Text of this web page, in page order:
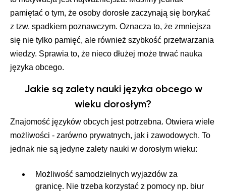
pamiętać o tym, że osoby dorosłe zaczynają się borykać
z tzw. spadkiem poznawczym. Oznacza to, że zmniejsza
się nie tylko pamięć, ale również szybkość przetwarzania
wiedzy. Sprawia to, że nieco dłużej może trwać nauka
języka obcego.
Jakie są zalety nauki języka obcego w
wieku dorosłym?
Znajomość języków obcych jest potrzebna. Otwiera wiele
możliwości - zarówno prywatnych, jak i zawodowych. To
jednak nie są jedyne zalety nauki w dorosłym wieku:
Możliwość samodzielnych wyjazdów za
granicę. Nie trzeba korzystać z pomocy np. biur